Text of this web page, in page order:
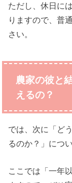
ただし、休日に
りますので、普
さい。
農家の彼と
えるの？
では、次に「ど
るのか？」につ
ここでは「一年